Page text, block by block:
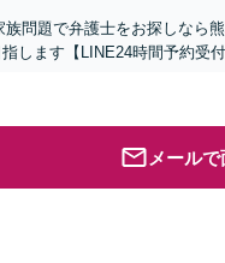
問題で弁護士をお探しなら
します【LINE24時間予約受
メール